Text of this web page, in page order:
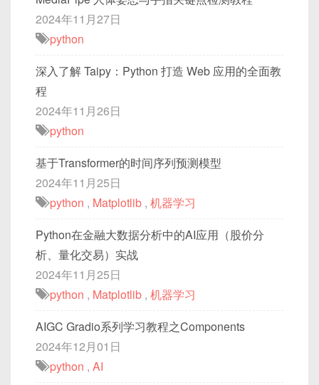
2024年11月27日
python
深入了解 Taipy：Python 打造 Web 应用的全面教
程
2024年11月26日
python
基于Transformer的时间序列预测模型
2024年11月25日
python , Matplotlib , 机器学习
Python在金融大数据分析中的AI应用（股价分
析、量化交易）实战
2024年11月25日
python , Matplotlib , 机器学习
AIGC Gradio系列学习教程之Components
2024年12月01日
python , AI